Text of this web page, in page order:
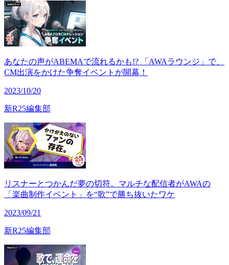
あなたの声がABEMAで流れるかも!? 「AWAラウンジ」で、
CM出演をかけた争奪イベントが開幕！
2023/10/20
新R25編集部
リスナーとつかんだ夢の切符。マルチな配信者がAWAの
「楽曲制作イベント」を“歌”で勝ち抜いたワケ
2023/09/21
新R25編集部